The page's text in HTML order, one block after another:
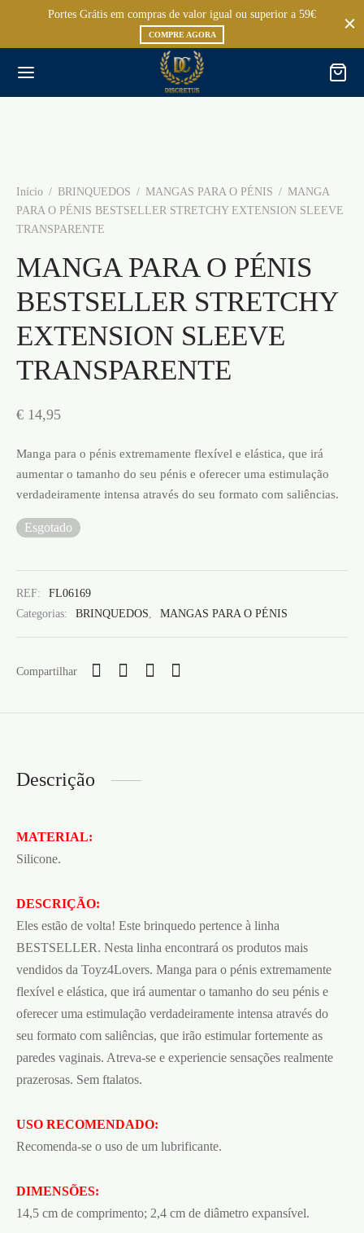
Portes Grátis em compras de valor igual ou superior a 59€
COMPRE AGORA
Início / BRINQUEDOS / MANGAS PARA O PÉNIS / MANGA
PARA O PÉNIS BESTSELLER STRETCHY EXTENSION SLEEVE
TRANSPARENTE
MANGA PARA O PÉNIS
BESTSELLER STRETCHY
EXTENSION SLEEVE
TRANSPARENTE
€ 14,95
Manga para o pénis extremamente flexível e elástica, que irá
aumentar o tamanho do seu pénis e oferecer uma estimulação
verdadeiramente intensa através do seu formato com saliências.
Esgotado
REF:
FL06169
Categorias:
BRINQUEDOS, MANGAS PARA O PÉNIS
Compartilhar
Descrição
MATERIAL:
Silicone.
DESCRIÇÃO:
Eles estão de volta! Este brinquedo pertence à linha
BESTSELLER. Nesta linha encontrará os produtos mais
vendidos da Toyz4Lovers. Manga para o pénis extremamente
flexível e elástica, que irá aumentar o tamanho do seu pénis e
oferecer uma estimulação verdadeiramente intensa através do
seu formato com saliências, que irão estimular fortemente as
paredes vaginais. Atreva-se e experiencie sensações realmente
prazerosas. Sem ftalatos.
USO RECOMENDADO:
Recomenda-se o uso de um lubrificante.
DIMENSÕES:
14,5 cm de comprimento; 2,4 cm de diâmetro expansível.